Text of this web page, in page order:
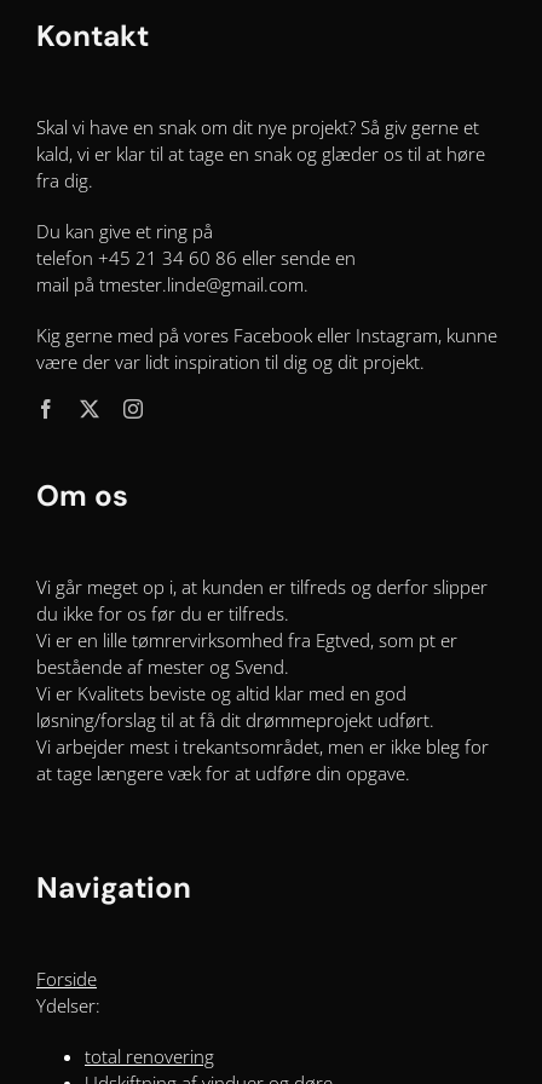
Kontakt
Skal vi have en snak om dit nye projekt? Så giv gerne et
kald, vi er klar til at tage en snak og glæder os til at høre
fra dig.
Du kan give et ring på
telefon +45 21 34 60 86 eller sende en
mail på tmester.linde@gmail.com.
Kig gerne med på vores Facebook eller Instagram, kunne
være der var lidt inspiration til dig og dit projekt.
Om os
Vi går meget op i, at kunden er tilfreds og derfor slipper
du ikke for os før du er tilfreds.
Vi er en lille tømrervirksomhed fra Egtved, som pt er
bestående af mester og Svend.
Vi er Kvalitets beviste og altid klar med en god
løsning/forslag til at få dit drømmeprojekt udført.
Vi arbejder mest i trekantsområdet, men er ikke bleg for
at tage længere væk for at udføre din opgave.
Navigation
Forside
Ydelser:
total renovering